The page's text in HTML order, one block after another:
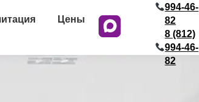
Цены
994-46-
82
8 (812)
994-46-
82